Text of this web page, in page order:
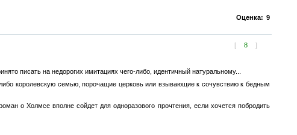
Оценка: 9
[ 8 ]
писать на недорогих имитациях чего-либо, идентичный натуральному...
королевскую семью, порочащие церковь или взывающие к сочувствию к бедным
о Холмсе вполне сойдет для одноразового прочтения, если хочется побродить